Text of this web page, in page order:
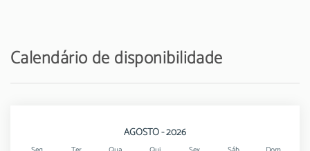
Calendário de disponibilidade
AGOSTO - 2026